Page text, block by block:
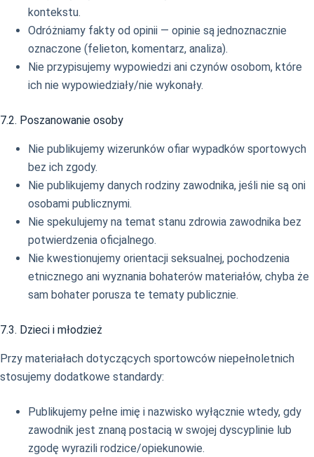
kontekstu.
Odróżniamy fakty od opinii — opinie są jednoznacznie
oznaczone (felieton, komentarz, analiza).
Nie przypisujemy wypowiedzi ani czynów osobom, które
ich nie wypowiedziały/nie wykonały.
7.2. Poszanowanie osoby
Nie publikujemy wizerunków ofiar wypadków sportowych
bez ich zgody.
Nie publikujemy danych rodziny zawodnika, jeśli nie są oni
osobami publicznymi.
Nie spekulujemy na temat stanu zdrowia zawodnika bez
potwierdzenia oficjalnego.
Nie kwestionujemy orientacji seksualnej, pochodzenia
etnicznego ani wyznania bohaterów materiałów, chyba że
sam bohater porusza te tematy publicznie.
7.3. Dzieci i młodzież
Przy materiałach dotyczących sportowców niepełnoletnich
stosujemy dodatkowe standardy:
Publikujemy pełne imię i nazwisko wyłącznie wtedy, gdy
zawodnik jest znaną postacią w swojej dyscyplinie lub
zgodę wyrazili rodzice/opiekunowie.